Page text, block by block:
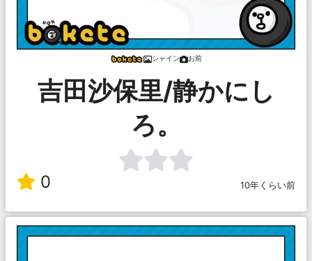
シャイン お前
吉田沙保里/静かにし
ろ。
0 10年くらい前